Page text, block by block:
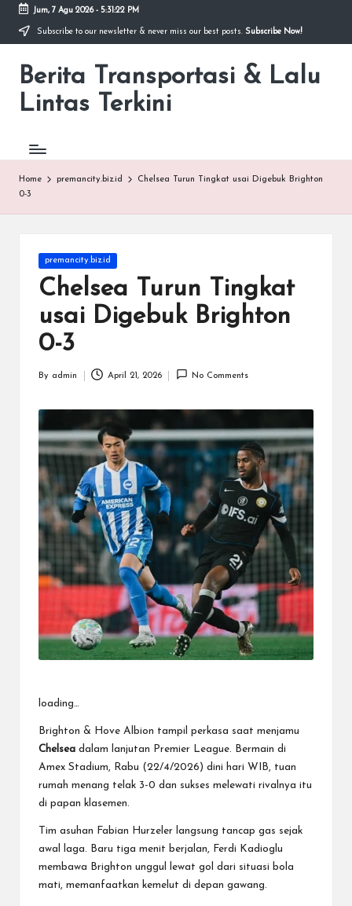
Skip
content
Jum, 7 Agu 2026- 5:31:22 PM
Subscribe to our newsletter & never miss our best posts. Subscribe Now!
Berita Transportasi & Lalu
Lintas Terkini
premancity.biz.id
Home premancity.biz.id
Chelsea Turun Tingkat usai Digebuk Brighton
0-3
Posted
premancity.biz.id
Chelsea Turun Tingkat
usai Digebuk Brighton
0-3
By admin April 21, 2026 No Comments
loading…
Brighton & Hove Albion tampil perkasa saat menjamu
Chelsea dalam lanjutan Premier League. Bermain di
Amex Stadium, Rabu (22/4/2026) dini hari WIB, tuan
rumah menang telak 3-0 dan sukses melewati rivalnya itu
di papan klasemen.
Tim asuhan Fabian Hurzeler langsung tancap gas sejak
awal laga. Baru tiga menit berjalan, Ferdi Kadioglu
membawa Brighton unggul lewat gol dari situasi bola
mati, memanfaatkan kemelut di depan gawang.